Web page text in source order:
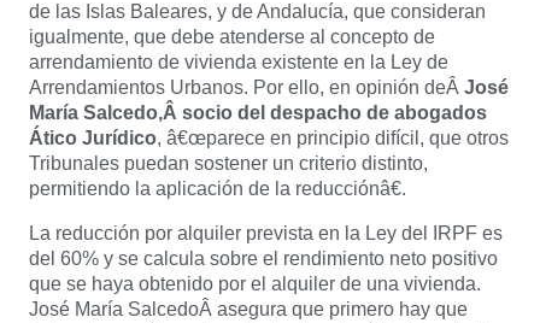
de las Islas Baleares, y de Andalucía, que consideran
igualmente, que debe atenderse al concepto de
arrendamiento de vivienda existente en la Ley de
Arrendamientos Urbanos. Por ello, en opinión deÂ José
María Salcedo,Â socio del despacho de abogados
Ático Jurídico, â€œparece en principio difícil, que otros
Tribunales puedan sostener un criterio distinto,
permitiendo la aplicación de la reducciónâ€.
La reducción por alquiler prevista en la Ley del IRPF es
del 60% y se calcula sobre el rendimiento neto positivo
que se haya obtenido por el alquiler de una vivienda.
José María SalcedoÂ asegura que primero hay que